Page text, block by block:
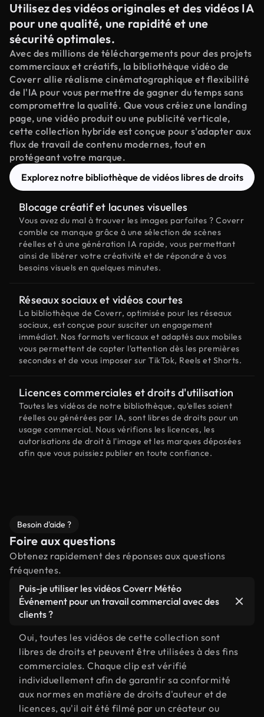
Utilisez des vidéos originales et des vidéos IA
pour une qualité, une rapidité et une
sécurité optimales.
Avec des millions de téléchargements pour des projets
commerciaux et créatifs, la bibliothèque vidéo de
Coverr allie réalisme cinématographique et flexibilité
de l'IA pour vous permettre de gagner du temps sans
compromettre la qualité. Que vous créiez une landing
page, une vidéo produit ou une publicité verticale,
cette collection hybride est conçue pour s'adapter aux
flux de travail de contenu modernes, tout en
protégeant votre marque.
Explorez notre bibliothèque de vidéos libres de droits
Blocage créatif et lacunes visuelles
Vous avez du mal à trouver les images parfaites ? Coverr
comble ce manque grâce à une sélection de scènes
réelles et à une génération IA rapide, vous permettant
ainsi de libérer votre créativité et de répondre à vos
besoins visuels en quelques minutes.
Réseaux sociaux et vidéos courtes
La bibliothèque de Coverr, optimisée pour les réseaux
sociaux, est conçue pour susciter un engagement
immédiat. Nos formats verticaux et adaptés aux mobiles
vous permettent de capter l'attention dès les premières
secondes et de vous imposer sur TikTok, Reels et Shorts.
Licences commerciales et droits d'utilisation
Toutes les vidéos de notre bibliothèque, qu'elles soient
réelles ou générées par IA, sont libres de droits pour un
usage commercial. Nous vérifions les licences, les
autorisations de droit à l'image et les marques déposées
afin que vous puissiez publier en toute confiance.
Besoin d'aide ?
Foire aux questions
Obtenez rapidement des réponses aux questions
fréquentes.
Puis-je utiliser les vidéos Coverr Météo
Événement pour un travail commercial avec des
clients ?
Oui, toutes les vidéos de cette collection sont
libres de droits et peuvent être utilisées à des fins
commerciales. Chaque clip est vérifié
individuellement afin de garantir sa conformité
aux normes en matière de droits d'auteur et de
licences, qu'il ait été filmé par un créateur ou